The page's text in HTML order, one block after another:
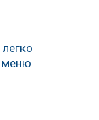
легко
меню